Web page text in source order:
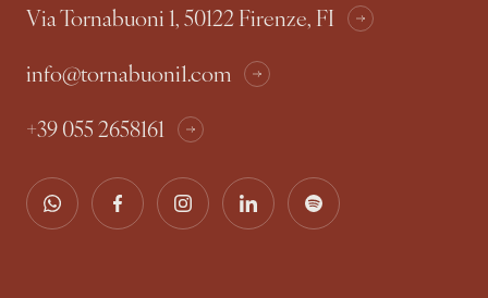
Via Tornabuoni 1, 50122 Firenze, FI
info@tornabuoni1.com
+39 055 2658161